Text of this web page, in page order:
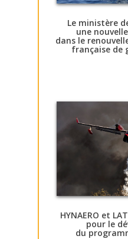
Le ministère
une
dans le
française de
HYNAERO et
pour le
du